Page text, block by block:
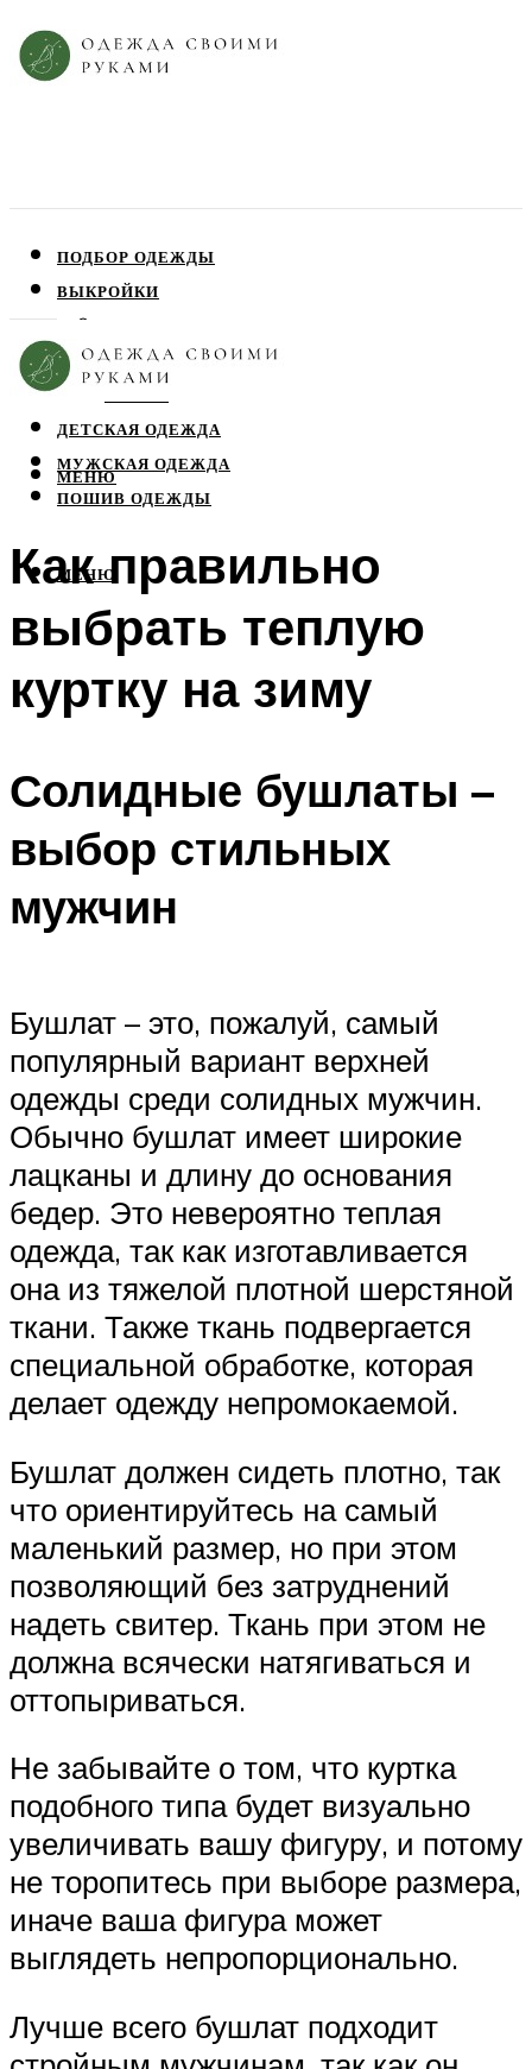
ПОДБОР ОДЕЖДЫ
ВЫКРОЙКИ
ЮБКИ
ДЕТСКАЯ ОДЕЖДА
МУЖСКАЯ ОДЕЖДА
ПОШИВ ОДЕЖДЫ
МЕНЮ
МЕНЮ
Как правильно
выбрать теплую
куртку на зиму
Солидные бушлаты –
выбор стильных
мужчин
Бушлат – это, пожалуй, самый
популярный вариант верхней
одежды среди солидных мужчин.
Обычно бушлат имеет широкие
лацканы и длину до основания
бедер. Это невероятно теплая
одежда, так как изготавливается
она из тяжелой плотной шерстяной
ткани. Также ткань подвергается
специальной обработке, которая
делает одежду непромокаемой.
Бушлат должен сидеть плотно, так
что ориентируйтесь на самый
маленький размер, но при этом
позволяющий без затруднений
надеть свитер. Ткань при этом не
должна всячески натягиваться и
оттопыриваться.
Не забывайте о том, что куртка
подобного типа будет визуально
увеличивать вашу фигуру, и потому
не торопитесь при выборе размера,
иначе ваша фигура может
выглядеть непропорционально.
Лучше всего бушлат подходит